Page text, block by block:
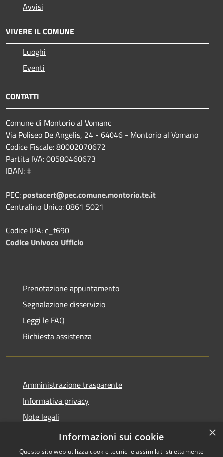
Avvisi
VIVERE IL COMUNE
Luoghi
Eventi
CONTATTI
Comune di Montorio al Vomano
Via Poliseo De Angelis, 24 - 64046 - Montorio al Vomano
Codice Fiscale: 80002070672
Partita IVA: 00580460673
IBAN: #
PEC: postacert@pec.comune.montorio.te.it
Centralino Unico: 0861 5021
Codice IPA: c_f690
Codice Univoco Ufficio
Prenotazione appuntamento
Segnalazione disservizio
Leggi le FAQ
Richiesta assistenza
Amministrazione trasparente
Informativa privacy
Note legali
Dichiarazione di accessibilità
×
Informazioni sui cookie
Questo sito web utilizza cookie tecnici e assimilati strettamente